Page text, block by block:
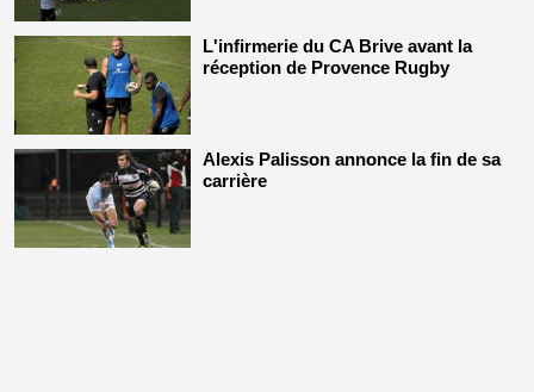
L'infirmerie du CA Brive avant la
réception de Provence Rugby
Alexis Palisson annonce la fin de sa
carrière